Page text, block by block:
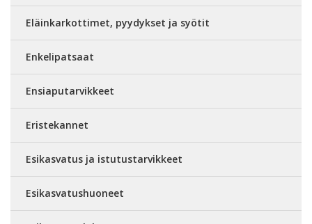
Eläinkarkottimet, pyydykset ja syötit
Enkelipatsaat
Ensiaputarvikkeet
Eristekannet
Esikasvatus ja istutustarvikkeet
Esikasvatushuoneet